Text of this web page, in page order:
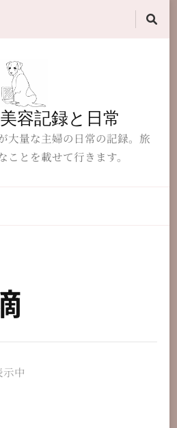
容記録と日常
大量な主婦の日常の記録。旅
ことを載せて行きます。
示中